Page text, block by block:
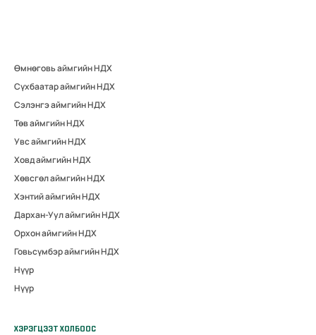
Өмнөговь аймгийн НДХ
Сүхбаатар аймгийн НДХ
Сэлэнгэ аймгийн НДХ
Төв аймгийн НДХ
Увс аймгийн НДХ
Ховд аймгийн НДХ
Хөвсгөл аймгийн НДХ
Хэнтий аймгийн НДХ
Дархан-Уул аймгийн НДХ
Орхон аймгийн НДХ
Говьсүмбэр аймгийн НДХ
Нүүр
Нүүр
ХЭРЭГЦЭЭТ ХОЛБООС